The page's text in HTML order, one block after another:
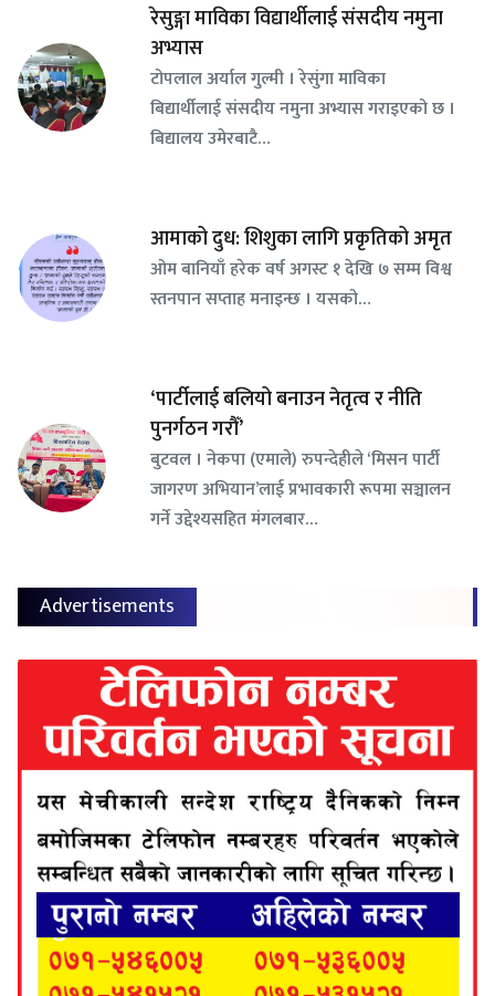
रेसुङ्गा माविका विद्यार्थीलाई संसदीय नमुना
अभ्यास
टोपलाल अर्याल गुल्मी । रेसुंगा माविका
बिद्यार्थीलाई संसदीय नमुना अभ्यास गराइएको छ ।
बिद्यालय उमेरबाटै…
आमाको दुध: शिशुका लागि प्रकृतिको अमृत
ओम बानियाँ हरेक वर्ष अगस्ट १ देखि ७ सम्म विश्व
स्तनपान सप्ताह मनाइन्छ । यसको…
‘पार्टीलाई बलियो बनाउन नेतृत्व र नीति
पुनर्गठन गरौँ’
बुटवल । नेकपा (एमाले) रुपन्देहीले ‘मिसन पार्टी
जागरण अभियान’लाई प्रभावकारी रूपमा सञ्चालन
गर्ने उद्देश्यसहित मंगलबार…
Advertisements